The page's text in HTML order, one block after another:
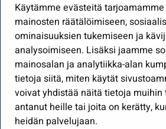
Käytämme evästeitä
mainosten räätälöimiseen,
ominaisuuksien tukemiseen ja
analysoimiseen. Lisäksi jaamme
mainosalan ja analytiikka-alan
tietoja siitä, miten käytät
voivat yhdistää näitä tietoja
antanut heille tai joita on kerätty,
heidän palvelujaan.
Työ ja yrittäminen
Osallistu ja asioi
Näytä omat evästeasetukseni
Seuraa meitä